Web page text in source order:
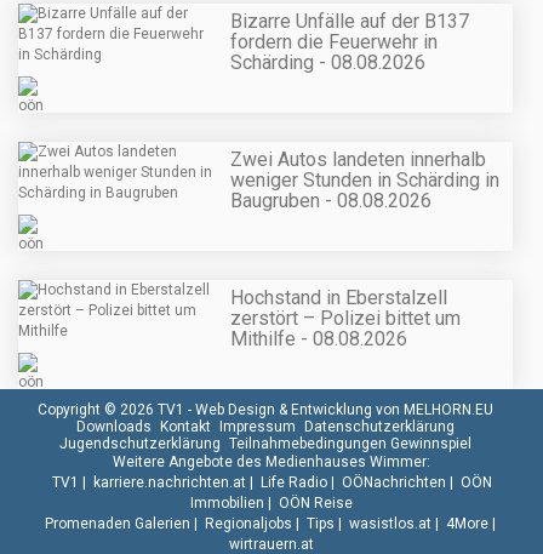
Bizarre Unfälle auf der B137
fordern die Feuerwehr in
Schärding - 08.08.2026
Zwei Autos landeten innerhalb
weniger Stunden in Schärding in
Baugruben - 08.08.2026
Hochstand in Eberstalzell
zerstört – Polizei bittet um
Mithilfe - 08.08.2026
Copyright © 2026 TV1 - Web Design & Entwicklung von MELHORN.EU
Downloads
Kontakt Impressum
Datenschutzerklärung
Jugendschutzerklärung Teilnahmebedingungen Gewinnspiel
Weitere Angebote des Medienhauses Wimmer:
TV1
karriere.nachrichten.at| Life Radio| OÖNachrichten
OÖN
Immobilien
OÖN Reise
Promenaden Galerien
Regionaljobs Tips wasistlos.at| 4More|
wirtrauern.at